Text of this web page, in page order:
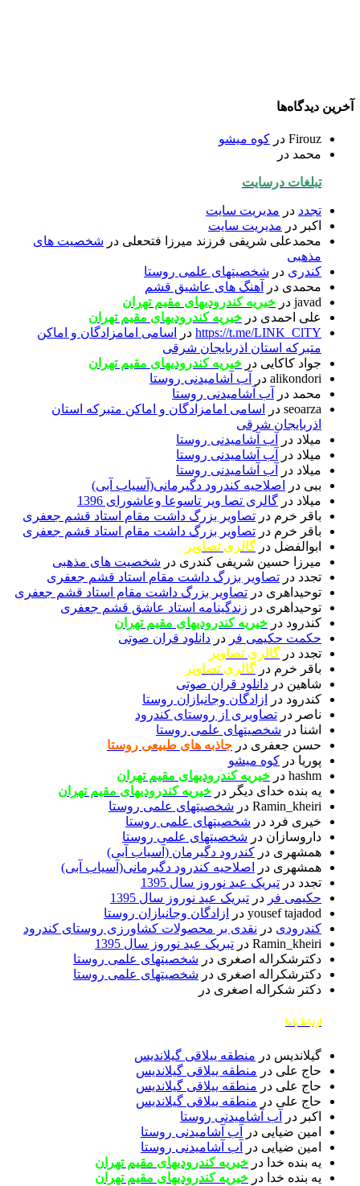
آخرین دیدگاه‌ها
Firouz در کوه میشو
محمد در
تبلغات درسایت
تجدد در مدیریت سایت
اکبر در مدیریت سایت
محمدعلی شریفی فرزند میرزا فتحعلی در شخصیت های
مذهبی
کندری در شخصیتهای علمی روستا
محمدی در
آهنگ های عاشیق قشم
javad در خیریه کندرودیهای مقیم تهران
علی احمدی در خیریه کندرودیهای مقیم تهران
https://t.me/LINK_ClTY در
اسامی امامزادگان و اماکن
متبرکه استان اذربایجان شرقی
جواد کاکایی در خیریه کندرودیهای مقیم تهران
alikondori در
آب آشامیدنی روستا
محمد در
آب آشامیدنی روستا
seoarza در
اسامی امامزادگان و اماکن متبرکه استان
اذربایجان شرقی
میلاد در
آب آشامیدنی روستا
میلاد در
آب آشامیدنی روستا
میلاد در
آب آشامیدنی روستا
ببی در
اصلاحیه کندرود دگیرمانی(آسیاب آبی)
میلاد در گالری تصا ویر تاسوعا وعاشورای 1396
باقر خرم در تصاویر بزرگ داشت مقام استاد قشم جعفری
باقر خرم در تصاویر بزرگ داشت مقام استاد قشم جعفری
ابوالفضل درگالری تصاویر
میرزا حسین شریفی کندری در شخصیت های مذهبی
تجدد در تصاویر بزرگ داشت مقام استاد قشم جعفری
توحیداهری در تصاویر بزرگ داشت مقام استاد قشم جعفری
توحیداهری در زندگینامه استاد عاشق قشم جعفری
کندرود در خیریه کندرودیهای مقیم تهران
حکمت حکیمی فر در دانلود قران صوتی
تجدد درگالری تصاویر
باقر خرم درگالری تصاویر
شاهین در دانلود قران صوتی
کندرود در
ازادگان وجانبازان روستا
ناصر در تصاویری از روستای کندرود
اشنا در شخصیتهای علمی روستا
حسن جعفری در جاذبه های طبیعی روستا
پوریا در کوه میشو
hashm در خیریه کندرودیهای مقیم تهران
یه بنده خدای دیگر در خیریه کندرودیهای مقیم تهران
Ramin_kheiri در شخصیتهای علمی روستا
خیری فرد در شخصیتهای علمی روستا
داروسازان در شخصیتهای علمی روستا
همشهری در کندرود دگیرمان (آسیاب آبی)
همشهری در
اصلاحیه کندرود دگیرمانی(آسیاب آبی)
تجدد در تبریک عید نوروز سال 1395
حکیمی فر در تبریک عید نوروز سال 1395
yousef tajadod در
ازادگان وجانبازان روستا
کندرودی در نقدی بر محصولات کشاورزی روستای کندرود
Ramin_kheiri در تبریک عید نوروز سال 1395
دکترشکراله اصغری در شخصیتهای علمی روستا
دکترشکراله اصغری در شخصیتهای علمی روستا
دکتر شکراله اصغری در
ارتباط باما
گیلاندیس در منطقه ییلاقی گیلاندیس
حاج علی در منطقه ییلاقی گیلاندیس
حاج علی در منطقه ییلاقی گیلاندیس
حاج علی در منطقه ییلاقی گیلاندیس
اکبر در
آب آشامیدنی روستا
امین ضیایی در
آب آشامیدنی روستا
امین ضیایی در
آب آشامیدنی روستا
یه بنده خدا در خیریه کندرودیهای مقیم تهران
یه بنده خدا در خیریه کندرودیهای مقیم تهران